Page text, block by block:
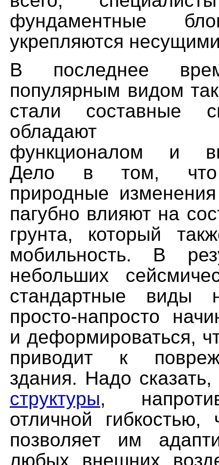
фундаментные
укрепляются
В последнее
популярным видом
стали составные
обладают
функционалом и
Дело в том, что
природные
пагубно влияют на
грунта, который
мобильность. В
небольших
стандартные виды
просто-напросто
и деформироваться,
приводит к
здания. Надо
структуры,
отличной
позволяет им
любых внешних